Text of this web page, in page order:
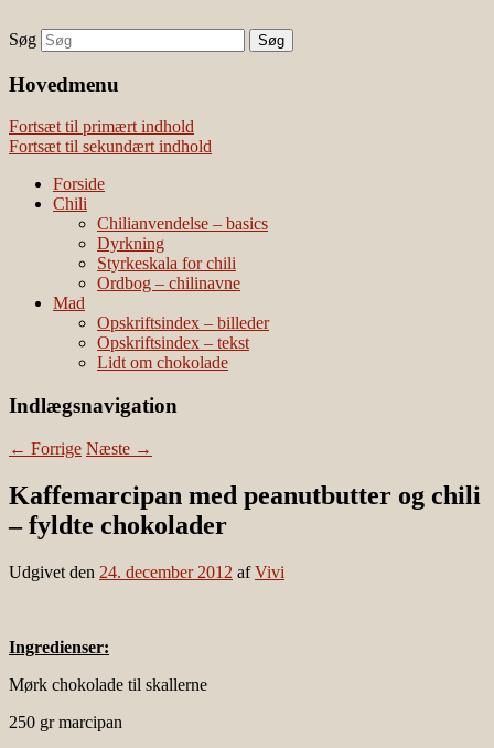
Наши партнеры
лучшие займы
Vivis chili
chili – dyrkning og mad
Søg
Hovedmenu
Fortsæt til primært indhold
Fortsæt til sekundært indhold
Forside
Chili
Chilianvendelse – basics
Dyrkning
Styrkeskala for chili
Ordbog – chilinavne
Mad
Opskriftsindex – billeder
Opskriftsindex – tekst
Lidt om chokolade
Indlægsnavigation
← Forrige Næste →
Kaffemarcipan med peanutbutter og chili
– fyldte chokolader
Udgivet den 24. december 2012 afVivi
Ingredienser:
Mørk chokolade til skallerne
250 gr marcipan